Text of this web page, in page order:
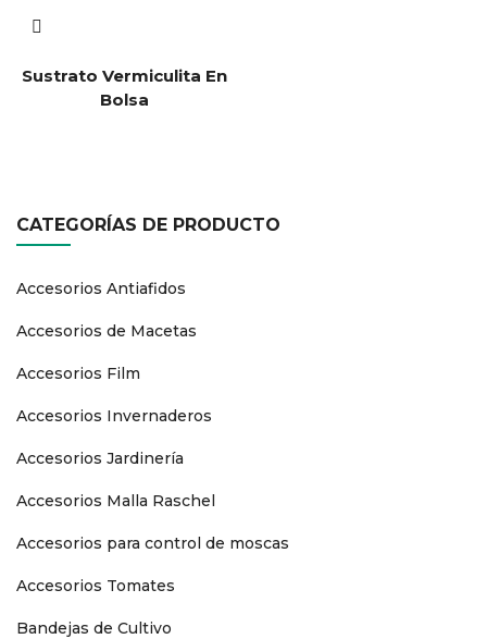
Sustrato Vermiculita En
Bolsa
CATEGORÍAS DE PRODUCTO
Accesorios Antiafidos
Accesorios de Macetas
Accesorios Film
Accesorios Invernaderos
Accesorios Jardinería
Accesorios Malla Raschel
Accesorios para control de moscas
Accesorios Tomates
Bandejas de Cultivo